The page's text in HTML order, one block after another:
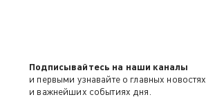
Подписывайтесь на наши каналы
и первыми узнавайте о главных новостях
и важнейших событиях дня.